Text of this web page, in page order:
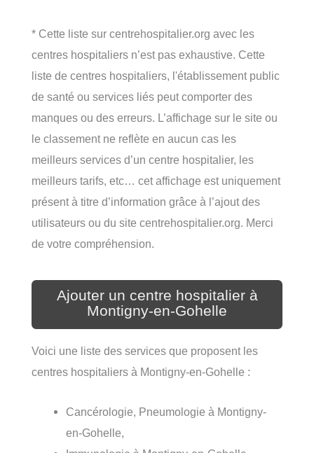
* Cette liste sur centrehospitalier.org avec les
centres hospitaliers n’est pas exhaustive. Cette
liste de centres hospitaliers, l'établissement public
de santé ou services liés peut comporter des
manques ou des erreurs. L’affichage sur le site ou
le classement ne reflète en aucun cas les
meilleurs services d’un centre hospitalier, les
meilleurs tarifs, etc… cet affichage est uniquement
présent à titre d’information grâce à l’ajout des
utilisateurs ou du site centrehospitalier.org. Merci
de votre compréhension.
Ajouter un centre hospitalier à
Montigny-en-Gohelle
Voici une liste des services que proposent les
centres hospitaliers à Montigny-en-Gohelle :
Cancérologie, Pneumologie à Montigny-
en-Gohelle,